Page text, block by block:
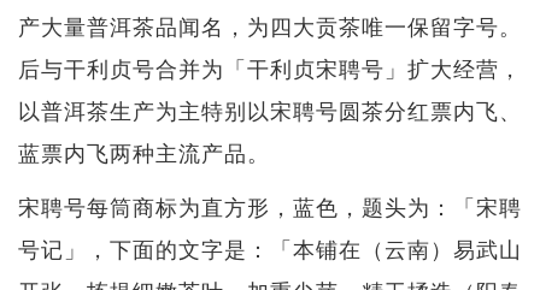
产大量普洱茶品闻名，为四大贡茶唯一保留字号。
后与干利贞号合并为「干利贞宋聘号」扩大经营，
以普洱茶生产为主特别以宋聘号圆茶分红票内飞、
蓝票内飞两种主流产品。
宋聘号每筒商标为直方形，蓝色，题头为：「宋聘
号记」，下面的文字是：「本铺在（云南）易武山